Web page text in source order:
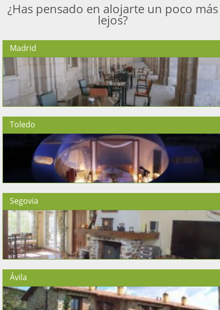
¿Has pensado en alojarte un poco más
lejos?
Madrid
Toledo
Segovia
Ávila